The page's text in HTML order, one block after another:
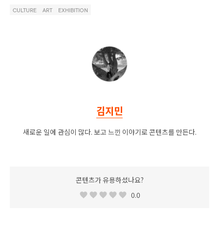
CULTURE ART EXHIBITION
김지민
새로운 일에 관심이 많다. 보고 느낀 이야기로 콘텐츠를 만든다.
콘텐츠가 유용하셨나요?
0.0